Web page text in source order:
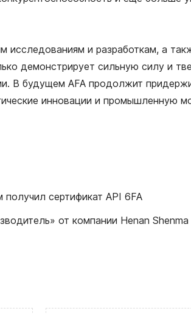
исследованиям и разработкам, а
демонстрирует сильную силу и
В будущем AFA продолжит
инновации и промышленную
сертификат API 6FA
от компании Henan